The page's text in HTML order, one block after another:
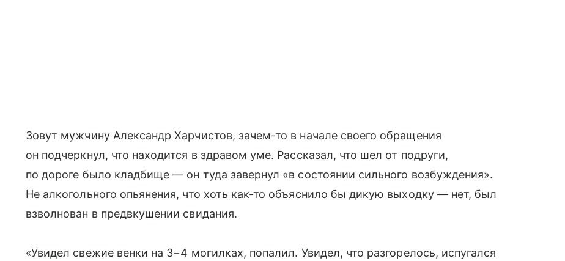
Зовут мужчину Александр Харчистов, зачем-то в начале своего обращения
он подчеркнул, что находится в здравом уме. Рассказал, что шел от подруги,
по дороге было кладбище — он туда завернул «в состоянии сильного возбуждения».
Не алкогольного опьянения, что хоть как-то объяснило бы дикую выходку — нет, был
взволнован в предвкушении свидания.
«Увидел свежие венки на 3−4 могилках, попалил. Увидел, что разгорелось, испугался